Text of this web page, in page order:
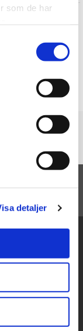
som de har
detaljer